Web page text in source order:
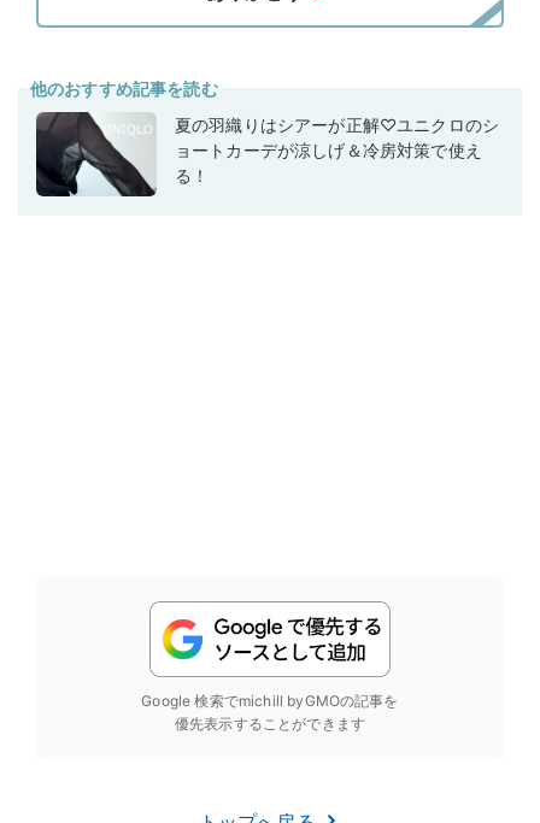
他のおすすめ記事を読む
夏の羽織りはシアーが正解♡ユニクロのシ
ョートカーデが涼しげ＆冷房対策で使え
る！
Google 検索でmichill byGMOの記事を
優先表示することができます